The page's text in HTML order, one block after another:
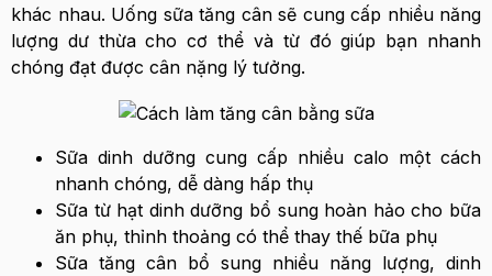
khác nhau. Uống sữa tăng cân sẽ cung cấp nhiều năng
lượng dư thừa cho cơ thể và từ đó giúp bạn nhanh
chóng đạt được cân nặng lý tưởng.
Sữa dinh dưỡng cung cấp nhiều calo một cách
nhanh chóng, dễ dàng hấp thụ
Sữa từ hạt dinh dưỡng bổ sung hoàn hảo cho bữa
ăn phụ, thỉnh thoảng có thể thay thế bữa phụ
Sữa tăng cân bổ sung nhiều năng lượng, dinh